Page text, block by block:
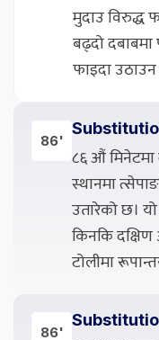
मुदाउ विरुद्ध
बढ्दो
फाइदा
86'
८६ औं मिनेटमा
स्थानमा
उतारेको छ।
किनकि
टोलीमा
86'